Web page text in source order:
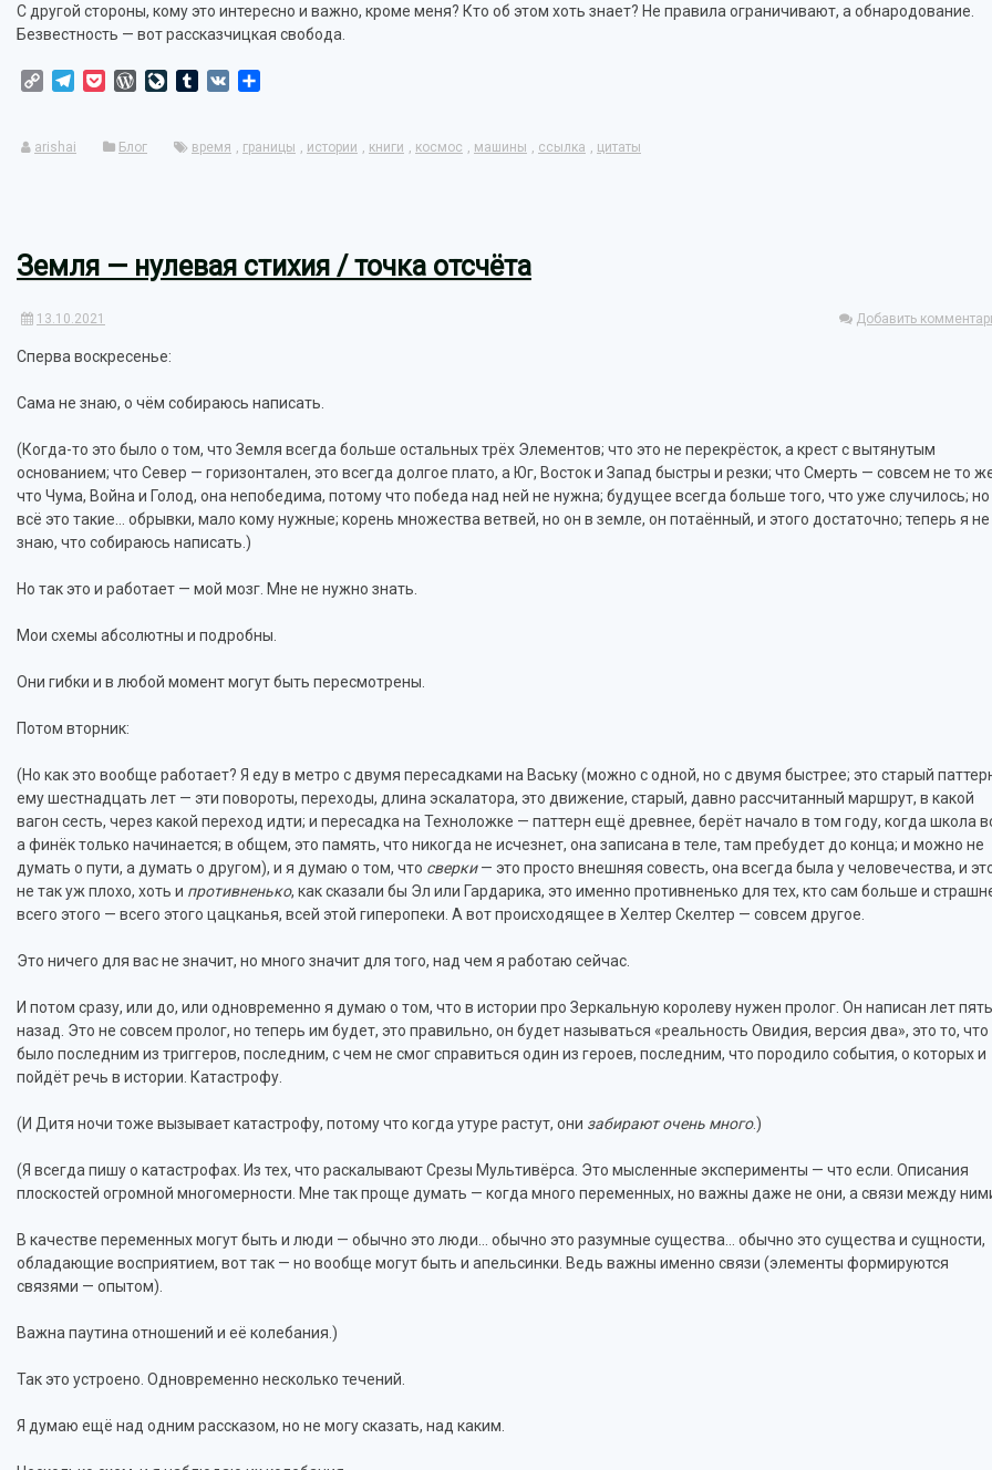
С другой стороны, кому это интересно и важно, кроме меня? Кто об этом хоть знает? Не правила ограничивают, а обнародование.
Безвестность — вот рассказчицкая свобода.
Copy TelegramPocketWordPress
LiveJournal
Tumblr
VK
arishai Блог время , границы , истории , книги , космос , машины , ссылка , цитаты
Земля — нулевая стихия / точка отсчёта
13.10.2021 Добавить
Сперва воскресенье:
Сама не знаю, о чём собираюсь написать.
(Когда-то это было о том, что Земля всегда больше остальных трёх Элементов; что это не перекрёсток, а крест с вытянутым
основанием; что Север — горизонтален, это всегда долгое плато, а Юг, Восток и Запад быстры и резки; что Смерть — совсем не то
что Чума, Война и Голод, она непобедима, потому что победа над ней не нужна; будущее всегда больше того, что уже случилось; но
всё это такие… обрывки, мало кому нужные; корень множества ветвей, но он в земле, он потаённый, и этого достаточно; теперь я не
знаю, что собираюсь написать.)
Но так это и работает — мой мозг. Мне не нужно знать.
Мои схемы абсолютны и подробны.
Они гибки и в любой момент могут быть пересмотрены.
Потом вторник:
(Но как это вообще работает? Я еду в метро с двумя пересадками на Ваську (можно с одной, но с двумя быстрее; это старый
ему шестнадцать лет — эти повороты, переходы, длина эскалатора, это движение, старый, давно рассчитанный маршрут, в какой
вагон сесть, через какой переход идти; и пересадка на Техноложке — паттерн ещё древнее, берёт начало в том году, когда школа
а финёк только начинается; в общем, это память, что никогда не исчезнет, она записана в теле, там пребудет до конца; и можно не
думать о пути, а думать о другом), и я думаю о том, что сверки— это просто внешняя совесть, она всегда была у человечества, и
не так уж плохо, хоть и противненько, как сказали бы Эл или Гардарика, это именно противненько для тех, кто сам больше и
всего этого — всего этого цацканья, всей этой гиперопеки. А вот происходящее в Хелтер Скелтер — совсем другое.
Это ничего для вас не значит, но много значит для того, над чем я работаю сейчас.
И потом сразу, или до, или одновременно я думаю о том, что в истории про Зеркальную королеву нужен пролог. Он написан лет пять
назад. Это не совсем пролог, но теперь им будет, это правильно, он будет называться «реальность Овидия, версия два», это то, что
было последним из триггеров, последним, с чем не смог справиться один из героев, последним, что породило события, о которых и
пойдёт речь в истории. Катастрофу.
(И Дитя ночи тоже вызывает катастрофу, потому что когда утуре растут, они забирают очень много.)
(Я всегда пишу о катастрофах. Из тех, что раскалывают Срезы Мультивёрса. Это мысленные эксперименты — что если. Описания
плоскостей огромной многомерности. Мне так проще думать — когда много переменных, но важны даже не они, а связи между
В качестве переменных могут быть и люди — обычно это люди… обычно это разумные существа… обычно это существа и сущности,
обладающие восприятием, вот так — но вообще могут быть и апельсинки. Ведь важны именно связи (элементы формируются
связями — опытом).
Важна паутина отношений и её колебания.)
Так это устроено. Одновременно несколько течений.
Я думаю ещё над одним рассказом, но не могу сказать, над каким.